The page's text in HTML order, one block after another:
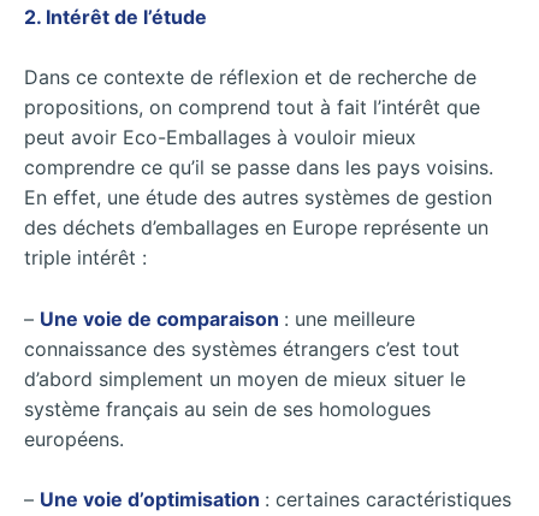
2. Intérêt de l’étude
Dans ce contexte de réflexion et de recherche de
propositions, on comprend tout à fait l’intérêt que
peut avoir Eco-Emballages à vouloir mieux
comprendre ce qu’il se passe dans les pays voisins.
En effet, une étude des autres systèmes de gestion
des déchets d’emballages en Europe représente un
triple intérêt :
– Une voie de comparaison : une meilleure
connaissance des systèmes étrangers c’est tout
d’abord simplement un moyen de mieux situer le
système français au sein de ses homologues
européens.
– Une voie d’optimisation : certaines caractéristiques